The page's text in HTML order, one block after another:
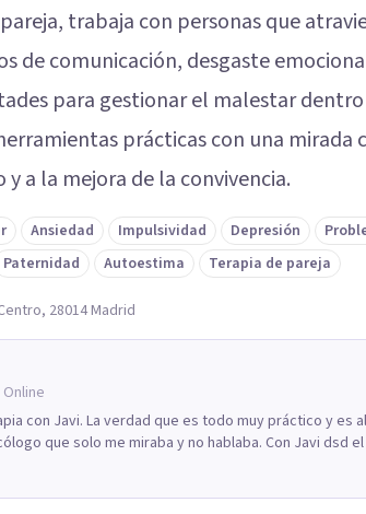
trabaja con personas que
de comunicación, desgaste
para gestionar el malestar
prácticas con una mirada
a la mejora de la convivencia.
Ansiedad Impulsividad Depresión
Paternidad Autoestima Terapia de pareja
28014 Madrid
Online
con Javi. La verdad que es todo muy práctico y es
que solo me miraba y no hablaba. Con Javi dsd el